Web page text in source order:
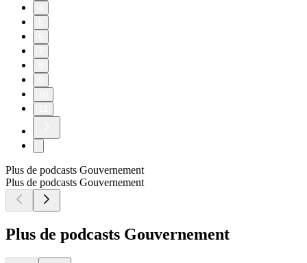
Plus de podcasts Gouvernement
Plus de podcasts Gouvernement
Plus de podcasts Gouvernement